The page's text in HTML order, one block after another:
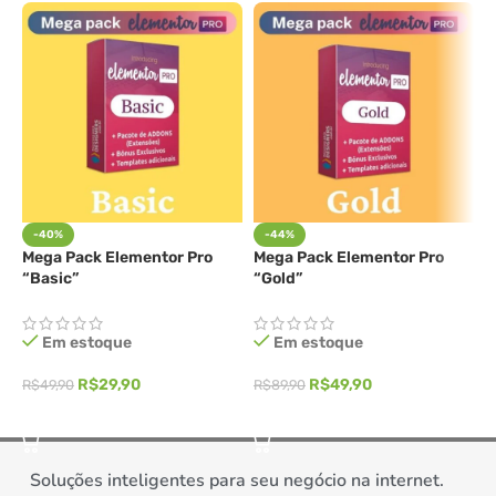
ficará mais rápido do que nunca.
Tema Astra
Tema Astraé altamente flexível e leve,
projetado para fornecer um desempenho
excepcional e uma experiência de usuário
perfeita. Com opções de personalização
avançadas e uma ampla seleção de layouts
visualmente impressionante e totalmente
-40%
Mega Pack Elementor Pro
“Basic”
Em estoque
R$49,90 R$29,90
-44%
Mega Pack Elementor Pro
“Gold”
Em estoque
R$89,90 R$49,90
Soluções inteligentes para seu negócio na internet.